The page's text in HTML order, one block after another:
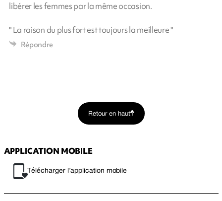
libérer les femmes par la même occasion.
" La raison du plus fort est toujours la meilleure "
Répondre
Retour en haut
APPLICATION MOBILE
Télécharger l’application mobile